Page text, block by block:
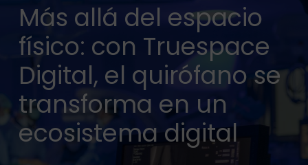
Más allá del espacio
físico: con Truespace
Digital, el quirófano se
transforma en un
ecosistema digital